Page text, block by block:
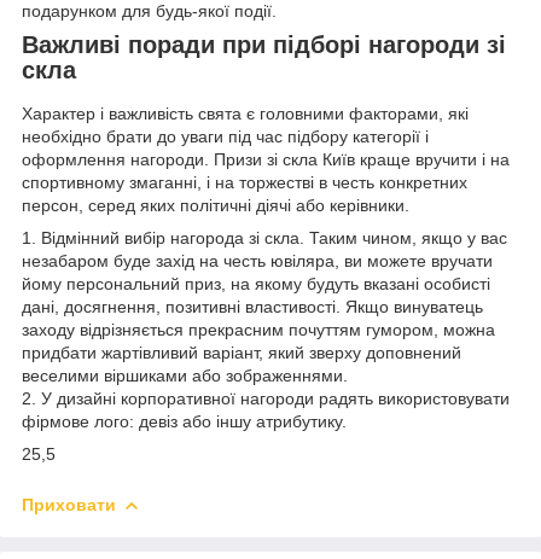
подарунком для будь-якої події.
Важливі поради при підборі нагороди зі
скла
Характер і важливість свята є головними факторами, які
необхідно брати до уваги під час підбору категорії і
оформлення нагороди. Призи зі скла Київ краще вручити і на
спортивному змаганні, і на торжестві в честь конкретних
персон, серед яких політичні діячі або керівники.
1. Відмінний вибір нагорода зі скла. Таким чином, якщо у вас
незабаром буде захід на честь ювіляра, ви можете вручати
йому персональний приз, на якому будуть вказані особисті
дані, досягнення, позитивні властивості. Якщо винуватець
заходу відрізняється прекрасним почуттям гумором, можна
придбати жартівливий варіант, який зверху доповнений
веселими віршиками або зображеннями.
2. У дизайні корпоративної нагороди радять використовувати
фірмове лого: девіз або іншу атрибутику.
25,5
Приховати